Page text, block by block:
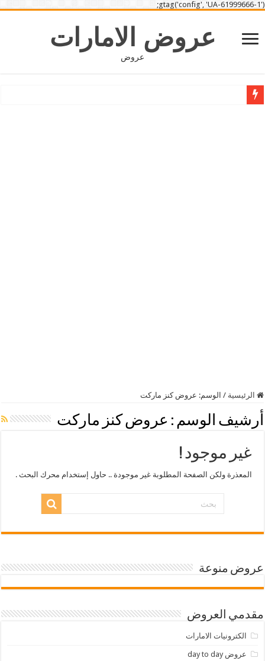
gtag('config', 'UA-61999666-1');
عروض الامارات
عروض
الرئيسية / الوسم: عروض كنز ماركت
أرشيف الوسم : عروض كنز ماركت
غير موجود !
المعذرة ولكن الصفحة المطلوبة غير موجودة .. حاول إستخدام محرك البحث .
عروض منوعة
مقدمي العروض
الكترونيات الامارات
عروض day to day